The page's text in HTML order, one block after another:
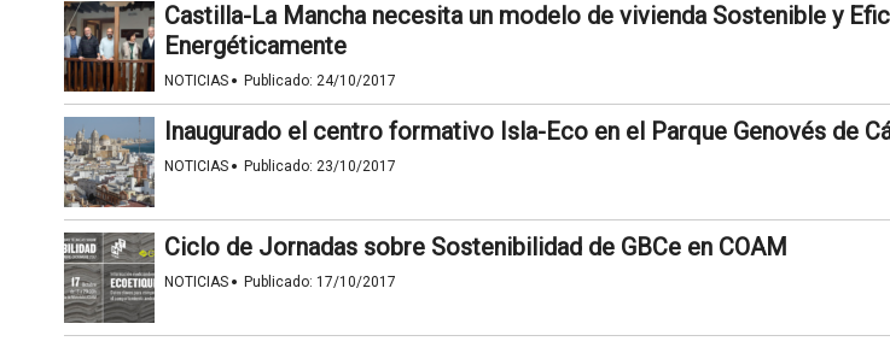
Castilla-La Mancha necesita un modelo de vivienda Sostenible y
Energéticamente
NOTICIAS · Publicado: 24/10/2017
Inaugurado el centro formativo Isla-Eco en el Parque Genovés de
NOTICIAS · Publicado: 23/10/2017
Ciclo de Jornadas sobre Sostenibilidad de GBCe en COAM
NOTICIAS · Publicado: 17/10/2017